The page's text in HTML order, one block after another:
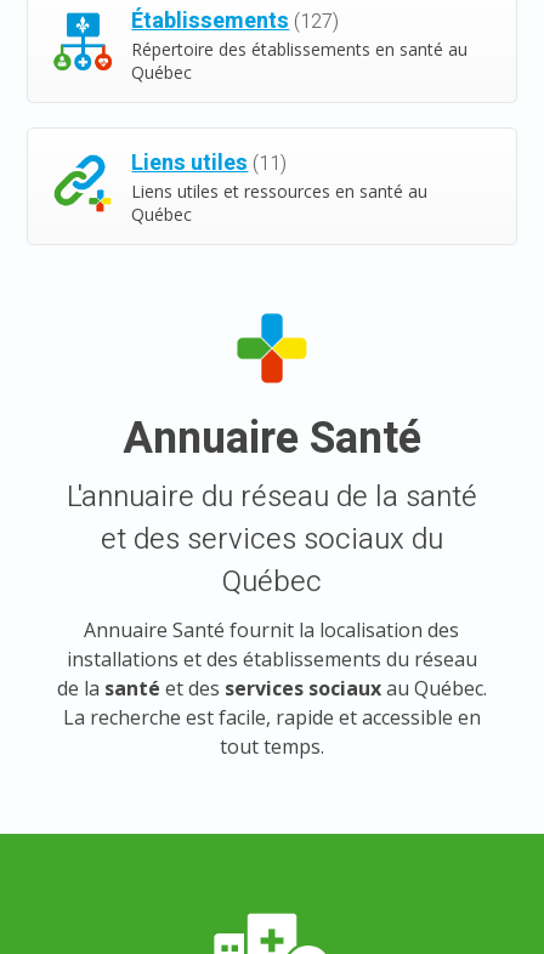
Établissements(127)
Répertoire des établissements en santé au
Québec
Liens utiles(11)
Liens utiles et ressources en santé au
Québec
Annuaire Santé
L'annuaire du réseau de la santé
et des services sociaux du
Québec
Annuaire Santé fournit la localisation des
installations et des établissements du réseau
de la santé et des services sociauxau Québec.
La recherche est facile, rapide et accessible en
tout temps.